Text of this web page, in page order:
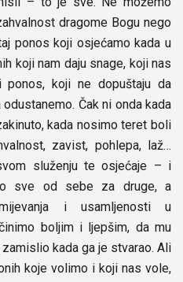
dragome Bogu nego
ponos koji osjećamo kada u
koji nam daju snage, koji nas
koji ne dopuštaju da
Čak ni onda kada
kada nosimo teret boli
zavist, pohlepa, laž…
služenju te osjećaje – i
sve od sebe za druge, a
i usamljenosti u
boljim i ljepšim, da mu
kada ga je stvarao. Ali
koje volimo i koji nas vole,